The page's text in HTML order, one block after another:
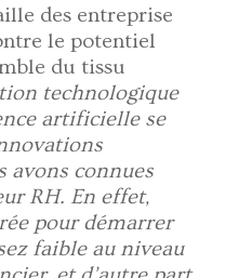
des entreprise
le potentiel
du tissu
technologique
artificielle se
avons connues
RH. En effet,
pour démarrer
faible au niveau